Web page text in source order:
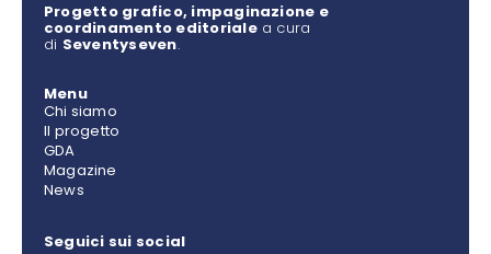
Progetto grafico, impaginazione e
coordinamento editorialea cura
di Seventyseven.
Menu
Chi siamo
Il progetto
GDA
Magazine
News
Seguici sui social